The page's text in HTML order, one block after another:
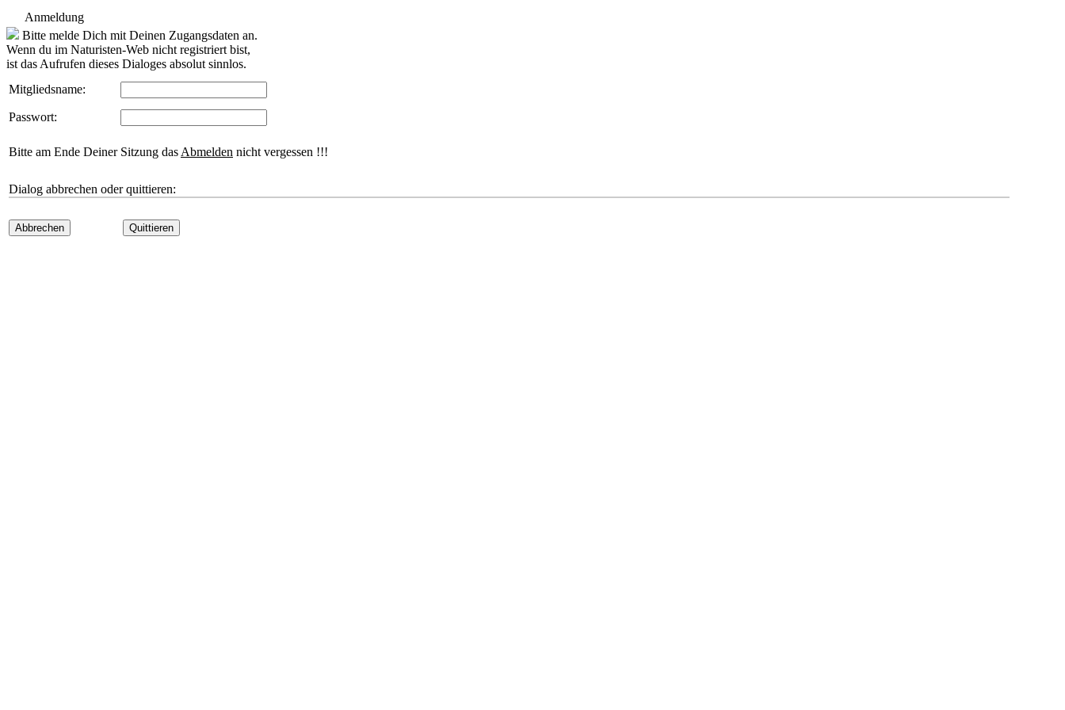
Anmeldung
Bitte melde Dich mit Deinen Zugangsdaten an.
Wenn du im Naturisten-Web nicht registriert bist,
ist das Aufrufen dieses Dialoges absolut sinnlos.
Mitgliedsname:
Passwort:
Bitte am Ende Deiner Sitzung das Abmelden nicht vergessen !!!
Dialog abbrechen oder quittieren:
Abbrechen Quittieren